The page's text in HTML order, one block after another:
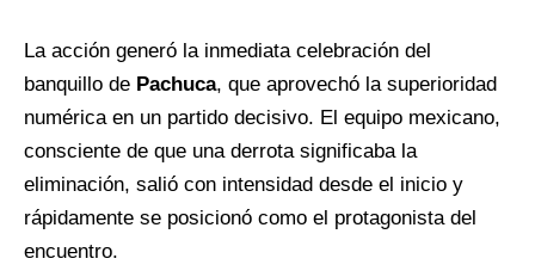
La acción generó la inmediata celebración del
banquillo de Pachuca, que aprovechó la superioridad
numérica en un partido decisivo. El equipo mexicano,
consciente de que una derrota significaba la
eliminación, salió con intensidad desde el inicio y
rápidamente se posicionó como el protagonista del
encuentro.